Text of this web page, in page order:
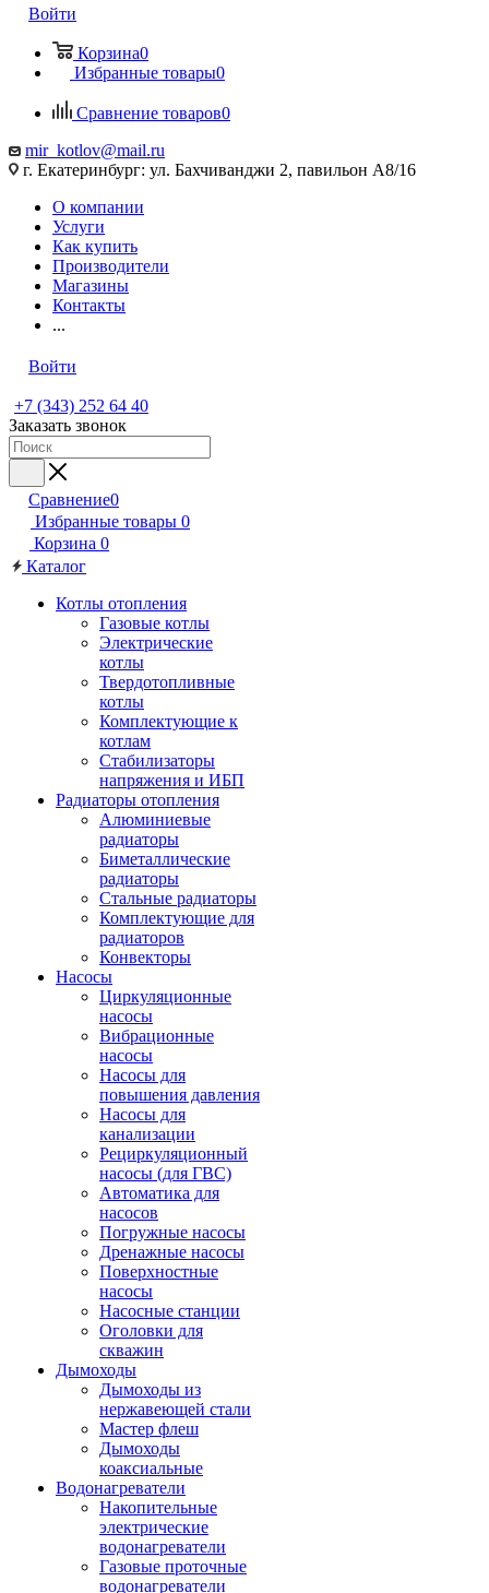
Войти
Корзина0
Избранные товары0
Сравнение товаров0
mir_kotlov@mail.ru
г. Екатеринбург: ул. Бахчиванджи 2, павильон А8/16
О компании
Услуги
Как купить
Производители
Магазины
Контакты
...
Войти
+7 (343) 252 64 40
Заказать звонок
Сравнение0
Избранные товары 0
Корзина 0
Каталог
Котлы отопления
Газовые котлы
Электрические
котлы
Твердотопливные
котлы
Комплектующие к
котлам
Стабилизаторы
напряжения и ИБП
Радиаторы отопления
Алюминиевые
радиаторы
Биметаллические
радиаторы
Стальные радиаторы
Комплектующие для
радиаторов
Конвекторы
Насосы
Циркуляционные
насосы
Вибрационные
насосы
Насосы для
повышения давления
Насосы для
канализации
Рециркуляционный
насосы (для ГВС)
Автоматика для
насосов
Погружные насосы
Дренажные насосы
Поверхностные
насосы
Насосные станции
Оголовки для
скважин
Дымоходы
Дымоходы из
нержавеющей стали
Мастер флеш
Дымоходы
коаксиальные
Водонагреватели
Накопительные
электрические
водонагреватели
Газовые проточные
водонагреватели